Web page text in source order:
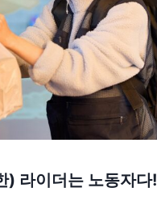
) 라이더는 노동자다!